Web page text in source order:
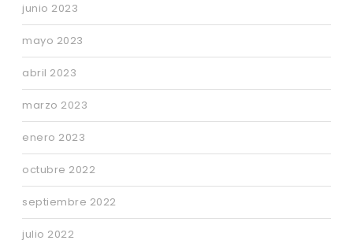
junio 2023
mayo 2023
abril 2023
marzo 2023
enero 2023
octubre 2022
septiembre 2022
julio 2022